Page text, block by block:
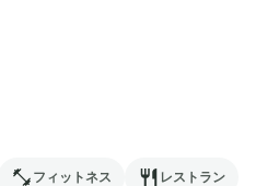
フィットネス レストラン